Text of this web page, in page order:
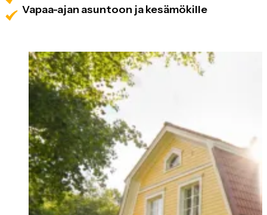
Vapaa-ajan asuntoon ja kesämökille